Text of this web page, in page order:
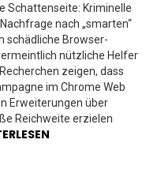
Schattenseite: Kriminelle
nach „smarten“
schädliche Browser-
nützliche Helfer
zeigen, dass
im Chrome Web
Erweiterungen über
Reichweite erzielen